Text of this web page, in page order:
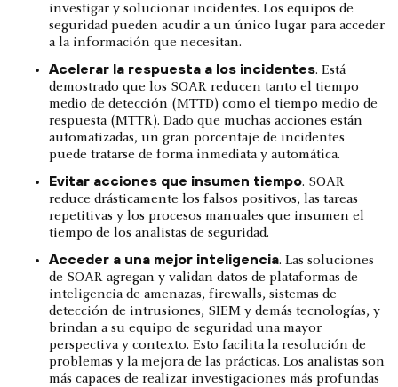
investigar y solucionar incidentes. Los equipos de
seguridad pueden acudir a un único lugar para acceder
a la información que necesitan.
Acelerar la respuesta a los incidentes. Está
demostrado que los SOAR reducen tanto el tiempo
medio de detección (MTTD) como el tiempo medio de
respuesta (MTTR). Dado que muchas acciones están
automatizadas, un gran porcentaje de incidentes
puede tratarse de forma inmediata y automática.
Evitar acciones que insumen tiempo. SOAR
reduce drásticamente los falsos positivos, las tareas
repetitivas y los procesos manuales que insumen el
tiempo de los analistas de seguridad.
Acceder a una mejor inteligencia. Las soluciones
de SOAR agregan y validan datos de plataformas de
inteligencia de amenazas, firewalls, sistemas de
detección de intrusiones, SIEM y demás tecnologías, y
brindan a su equipo de seguridad una mayor
perspectiva y contexto. Esto facilita la resolución de
problemas y la mejora de las prácticas. Los analistas son
más capaces de realizar investigaciones más profundas